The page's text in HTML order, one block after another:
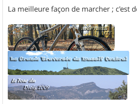
La meilleure façon de marcher ; c'est